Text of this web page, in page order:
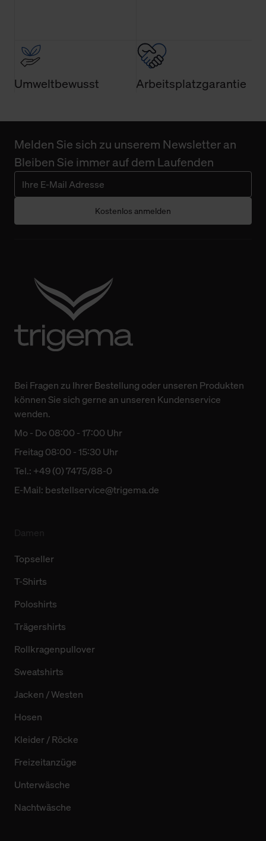
Umweltbewusst Arbeitsplatzgarantie
Melden Sie sich zu unserem Newsletter an
Bleiben Sie immer auf dem Laufenden
Kostenlos anmelden
Bei Fragen zu Ihrer Bestellung oder unseren Produkten
können Sie sich gerne an unseren Kundenservice
wenden.
Mo - Do 08:00 - 17:00 Uhr
Freitag 08:00 - 15:30 Uhr
Tel.: +49 (0) 7475/88-0
E-Mail: bestellservice@trigema.de
Topseller
T-Shirts
Poloshirts
Trägershirts
Rollkragenpullover
Sweatshirts
Jacken / Westen
Hosen
Kleider / Röcke
Freizeitanzüge
Unterwäsche
Nachtwäsche